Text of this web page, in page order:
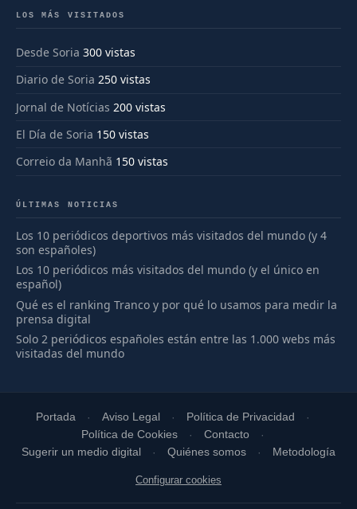
LOS MÁS VISITADOS
Desde Soria 300 vistas
Diario de Soria 250 vistas
Jornal de Notícias 200 vistas
El Día de Soria 150 vistas
Correio da Manhã 150 vistas
ÚLTIMAS NOTICIAS
Los 10 periódicos deportivos más visitados del mundo (y 4
son españoles)
Los 10 periódicos más visitados del mundo (y el único en
español)
Qué es el ranking Tranco y por qué lo usamos para medir la
prensa digital
Solo 2 periódicos españoles están entre las 1.000 webs más
visitadas del mundo
Portada Aviso Legal
Política de Privacidad
Política de Cookies
Contacto
Sugerir un medio digital
Quiénes somos Metodología
Configurar cookies